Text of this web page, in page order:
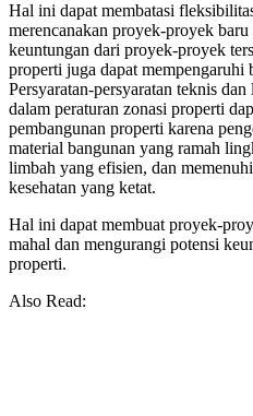
Hal ini dapat membatasi
merencanakan proyek-proyek
keuntungan dari proyek-proyek
properti juga dapat mempengaruhi
Persyaratan-persyaratan teknis
dalam peraturan zonasi properti
pembangunan properti karena
material bangunan yang ramah
limbah yang efisien, dan
kesehatan yang ketat.
Hal ini dapat membuat proyek-
mahal dan mengurangi potensi
properti.
Also Read: